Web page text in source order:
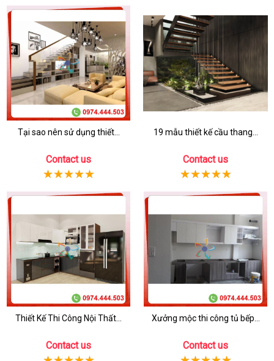
Tại sao nên sử dụng thiết...
Contact us
19 mẫu thiết kế cầu thang...
Contact us
Thiết Kế Thi Công Nội Thất...
Contact us
Xưởng mộc thi công tủ bếp...
Contact us